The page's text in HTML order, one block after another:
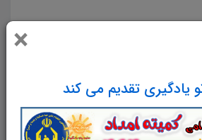
×
یادگیری تقدیم می کند
مقاومتی جزوه سوالات تستی سیاست های کلی اقتصاد مقاومتی
اقتصاد مقاومتی دانلود مجموعه سوالات چهار جوابی سیاست های کلی